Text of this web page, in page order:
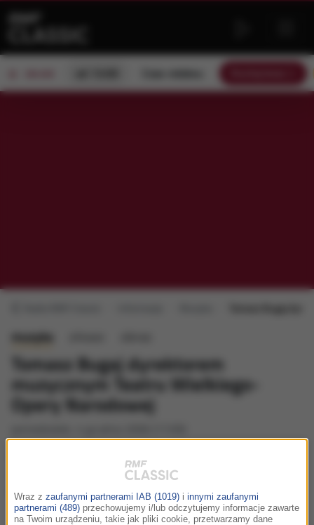
muzyka
Tomasz Bugaj dyrektorem
muzycznym Teatru Wielkiego-
Opery Narodowej
Dyrygent i pedagog Tomasz Bugaj został nowym
dyrektorem muzycznym Teatru Wielkiego-Opery
Narodowej w Warszawie.
Wraz z zaufanymi partnerami IAB (1019) i innymi zaufanymi
partnerami (489) przechowujemy i/lub odczytujemy informacje zawarte
na Twoim urządzeniu, takie jak pliki cookie, przetwarzamy dane